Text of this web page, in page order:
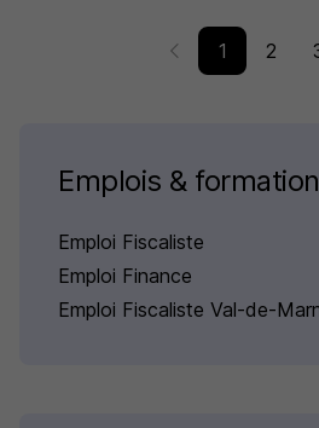
1 2
Emplois &
Emploi Fiscaliste
Emploi Finance
Emploi Fiscaliste Val-de-